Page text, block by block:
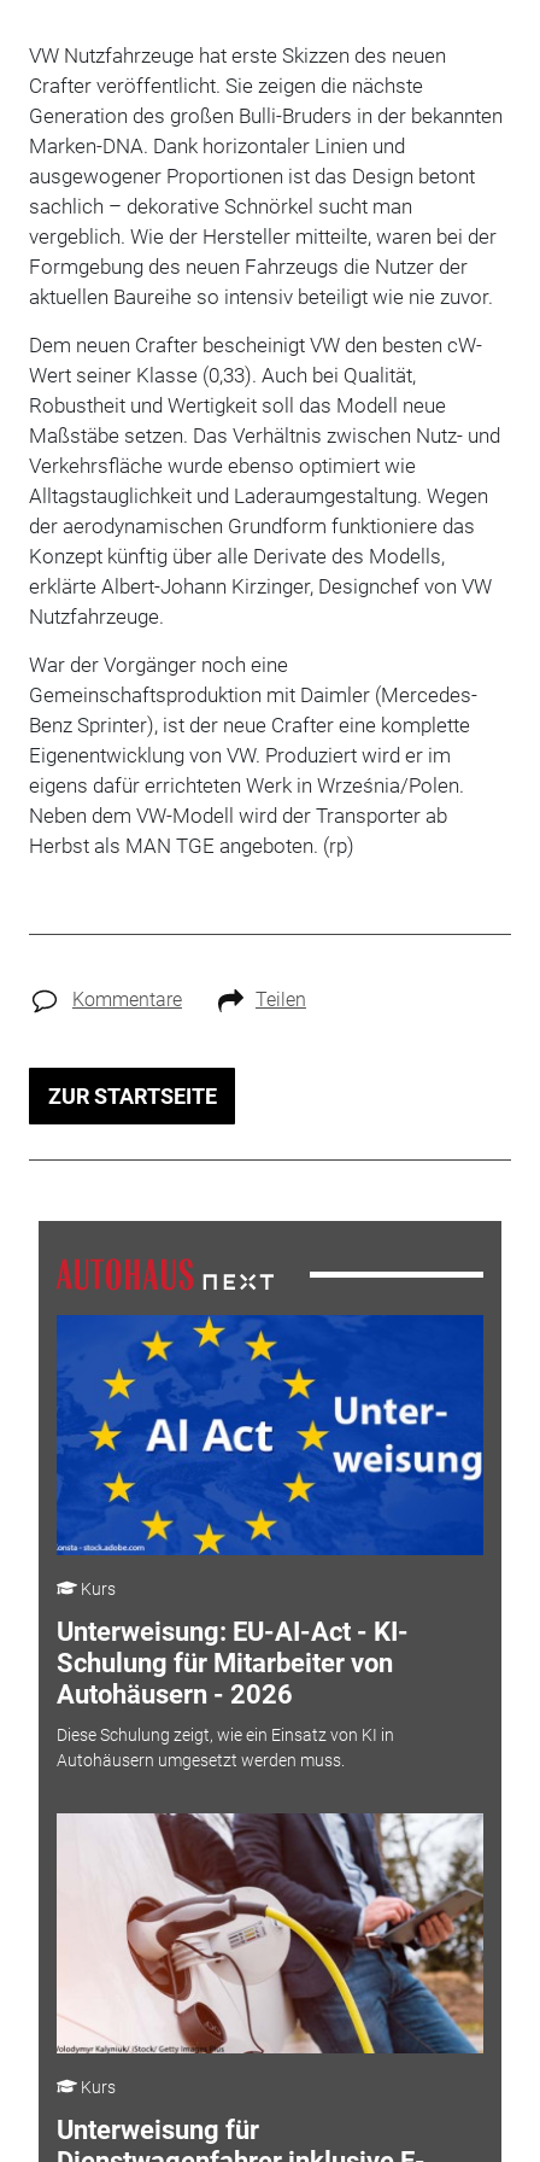
VW Nutzfahrzeuge hat erste Skizzen des neuen
Crafter veröffentlicht. Sie zeigen die nächste
Generation des großen Bulli-Bruders in der bekannten
Marken-DNA. Dank horizontaler Linien und
ausgewogener Proportionen ist das Design betont
sachlich – dekorative Schnörkel sucht man
vergeblich. Wie der Hersteller mitteilte, waren bei der
Formgebung des neuen Fahrzeugs die Nutzer der
aktuellen Baureihe so intensiv beteiligt wie nie zuvor.
Dem neuen Crafter bescheinigt VW den besten cW-
Wert seiner Klasse (0,33). Auch bei Qualität,
Robustheit und Wertigkeit soll das Modell neue
Maßstäbe setzen. Das Verhältnis zwischen Nutz- und
Verkehrsfläche wurde ebenso optimiert wie
Alltagstauglichkeit und Laderaumgestaltung. Wegen
der aerodynamischen Grundform funktioniere das
Konzept künftig über alle Derivate des Modells,
erklärte Albert-Johann Kirzinger, Designchef von VW
Nutzfahrzeuge.
War der Vorgänger noch eine
Gemeinschaftsproduktion mit Daimler (Mercedes-
Benz Sprinter), ist der neue Crafter eine komplette
Eigenentwicklung von VW. Produziert wird er im
eigens dafür errichteten Werk in Września/Polen.
Neben dem VW-Modell wird der Transporter ab
Herbst als MAN TGE angeboten. (rp)
Kommentare Teilen
ZUR STARTSEITE
Kurs
Unterweisung: EU-AI-Act - KI-
Schulung für Mitarbeiter von
Autohäusern - 2026
Diese Schulung zeigt, wie ein Einsatz von KI in
Autohäusern umgesetzt werden muss.
Kurs
Unterweisung für